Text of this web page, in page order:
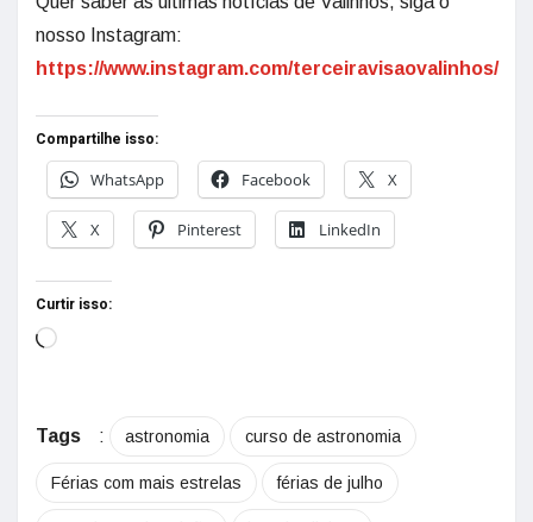
nosso Instagram:
https://www.instagram.com/terceiravisaovalinhos/
Compartilhe isso:
WhatsApp
Facebook X
X Pinterest LinkedIn
Curtir isso:
Tags : astronomia curso de astronomia
Férias com mais estrelas férias de julho